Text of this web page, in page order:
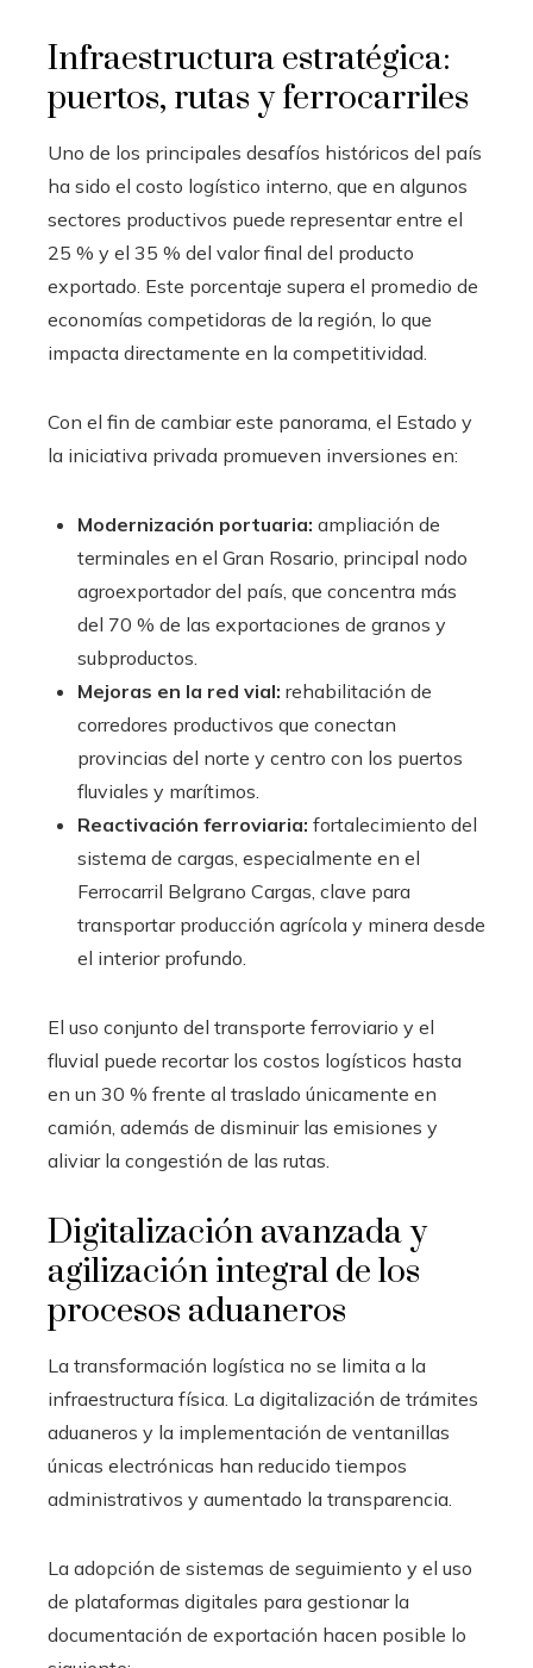
Infraestructura estratégica:
puertos, rutas y ferrocarriles
Uno de los principales desafíos históricos del país
ha sido el costo logístico interno, que en algunos
sectores productivos puede representar entre el
25 % y el 35 % del valor final del producto
exportado. Este porcentaje supera el promedio de
economías competidoras de la región, lo que
impacta directamente en la competitividad.
Con el fin de cambiar este panorama, el Estado y
la iniciativa privada promueven inversiones en:
Modernización portuaria: ampliación de
terminales en el Gran Rosario, principal nodo
agroexportador del país, que concentra más
del 70 % de las exportaciones de granos y
subproductos.
Mejoras en la red vial: rehabilitación de
corredores productivos que conectan
provincias del norte y centro con los puertos
fluviales y marítimos.
Reactivación ferroviaria: fortalecimiento del
sistema de cargas, especialmente en el
Ferrocarril Belgrano Cargas, clave para
transportar producción agrícola y minera desde
el interior profundo.
El uso conjunto del transporte ferroviario y el
fluvial puede recortar los costos logísticos hasta
en un 30 % frente al traslado únicamente en
camión, además de disminuir las emisiones y
aliviar la congestión de las rutas.
Digitalización avanzada y
agilización integral de los
procesos aduaneros
La transformación logística no se limita a la
infraestructura física. La digitalización de trámites
aduaneros y la implementación de ventanillas
únicas electrónicas han reducido tiempos
administrativos y aumentado la transparencia.
La adopción de sistemas de seguimiento y el uso
de plataformas digitales para gestionar la
documentación de exportación hacen posible lo